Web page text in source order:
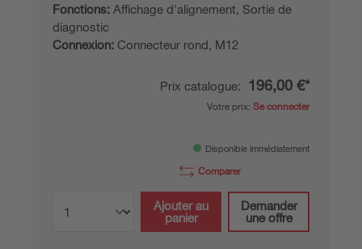
Fonctions: Affichage d'alignement, Sortie de
diagnostic
Connexion: Connecteur rond, M12
Prix catalogue: 196,00 €*
Votre prix: Se connecter
Disponible immédiatement
Comparer
Ajouter au
panier
Demander
une offre